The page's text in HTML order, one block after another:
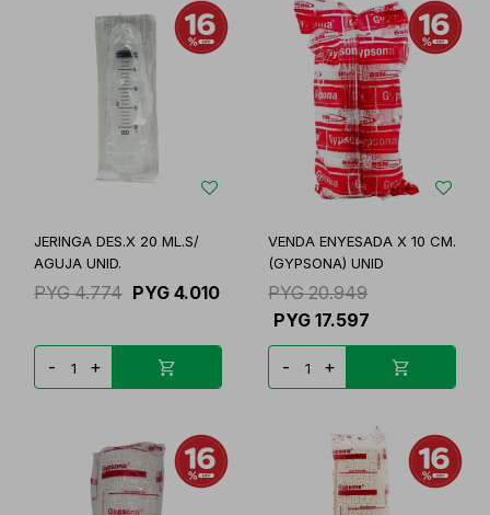
JERINGA DES.X 20 ML.S/
AGUJA UNID.
PYG 4.774 PYG 4.010
- +
VENDA ENYESADA X 10 CM.
(GYPSONA) UNID
PYG 20.949
PYG 17.597
- +